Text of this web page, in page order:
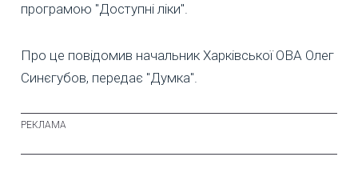
програмою "Доступні ліки".
Про це повідомив начальник Харківської ОВА Олег
Синєгубов, передає "Думка".